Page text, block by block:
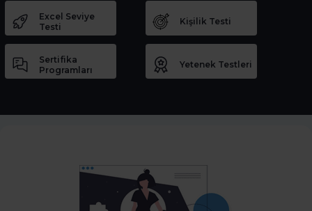
Excel Seviye
Testi
Kişilik Testi
Sertifika
Programları
Yetenek Testleri